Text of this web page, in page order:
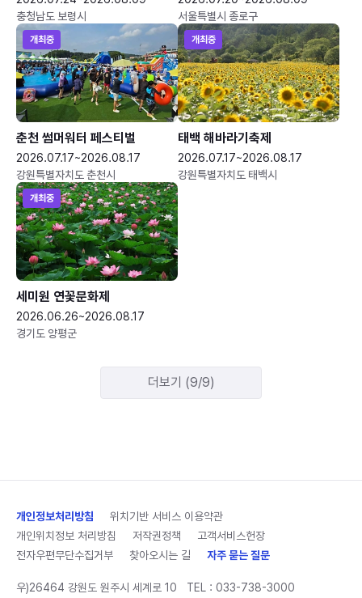
충청남도 보령시
서울특별시 종로구
개최중
춘천 썸머워터 페스티벌
2026.07.17~2026.08.17
강원특별자치도 춘천시
개최중
태백 해바라기축제
2026.07.17~2026.08.17
강원특별자치도 태백시
개최중
세미원 연꽃문화제
2026.06.26~2026.08.17
경기도 양평군
더보기 (9/9)
개인정보처리방침
위치기반 서비스 이용약관
개인위치정보 처리방침
저작권정책
고객서비스헌장
전자우편무단수집거부
찾아오시는 길 자주 묻는 질문
우)26464 강원도 원주시 세계로 10 TEL : 033-738-3000